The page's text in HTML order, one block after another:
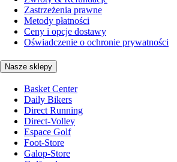
Zastrzeżenia prawne
Metody płatności
Ceny i opcje dostawy
Oświadczenie o ochronie prywatności
Nasze sklepy
Basket Center
Daily Bikers
Direct Running
Direct-Volley
Espace Golf
Foot-Store
Galop-Store